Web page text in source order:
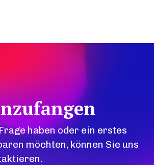
haben oder ein erstes
möchten, können Sie uns